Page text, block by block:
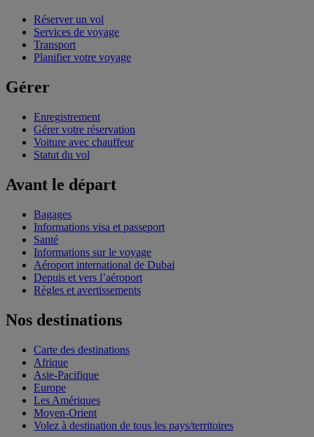
Réserver un vol
Services de voyage
Transport
Planifier votre voyage
Gérer
Enregistrement
Gérer votre réservation
Voiture avec chauffeur
Statut du vol
Avant le départ
Bagages
Informations visa et passeport
Santé
Informations sur le voyage
Aéroport international de Dubai
Depuis et vers l’aéroport
Règles et avertissements
Nos destinations
Carte des destinations
Afrique
Asie-Pacifique
Europe
Les Amériques
Moyen-Orient
Volez à destination de tous les pays/territoires